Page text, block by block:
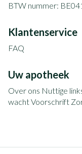
BTW nummer:
Klantenservice
FAQ
Uw apotheek
Over ons Nuttige
wachtVoorschrift